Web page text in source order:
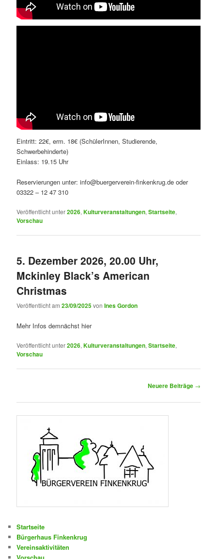
Eintritt: 22€, erm. 18€ (SchülerInnen, Studierende,
Schwerbehinderte)
Einlass: 19.15 Uhr
Reservierungen unter: info@buergerverein-finkenkrug.de oder
03322 – 12 47 310
Veröffentlicht unter2026,Kulturveranstaltungen,Startseite,
Vorschau
5. Dezember 2026, 20.00 Uhr,
Mckinley Black’s American
Christmas
Veröffentlicht am23/09/2025vonInes Gordon
Mehr Infos demnächst hier
Veröffentlicht unter2026,Kulturveranstaltungen,Startseite,
Vorschau
Neuere Beiträge →
Startseite
Bürgerhaus Finkenkrug
Vereinsaktivitäten